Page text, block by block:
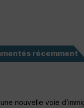
récemment
nouvelle voie